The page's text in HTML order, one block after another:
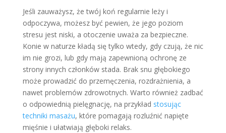
Jeśli zauważysz, że twój koń regularnie leży i
odpoczywa, możesz być pewien, że jego poziom
stresu jest niski, a otoczenie uważa za bezpieczne.
Konie w naturze kładą się tylko wtedy, gdy czują, że nic
im nie grozi, lub gdy mają zapewnioną ochronę ze
strony innych członków stada. Brak snu głębokiego
może prowadzić do przemęczenia, rozdrażnienia, a
nawet problemów zdrowotnych. Warto również zadbać
o odpowiednią pielęgnację, na przykład stosując
techniki masażu, które pomagają rozluźnić napięte
mięśnie i ułatwiają głęboki relaks.